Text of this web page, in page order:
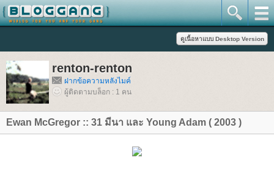
renton-renton
ฝากข้อความหลังไมค์
ผู้ติดตามบล็อก : 1 คน
Ewan McGregor :: 31 มีนา และ Young Adam ( 2003 )